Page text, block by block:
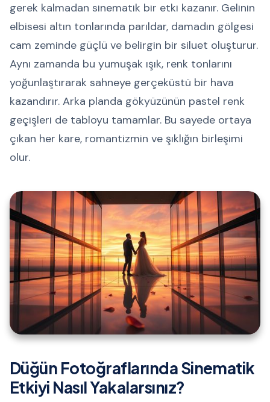
gerek kalmadan sinematik bir etki kazanır. Gelinin
elbisesi altın tonlarında parıldar, damadın gölgesi
cam zeminde güçlü ve belirgin bir siluet oluşturur.
Aynı zamanda bu yumuşak ışık, renk tonlarını
yoğunlaştırarak sahneye gerçeküstü bir hava
kazandırır. Arka planda gökyüzünün pastel renk
geçişleri de tabloyu tamamlar. Bu sayede ortaya
çıkan her kare, romantizmin ve şıklığın birleşimi
olur.
Düğün Fotoğraflarında Sinematik
Etkiyi Nasıl Yakalarsınız?